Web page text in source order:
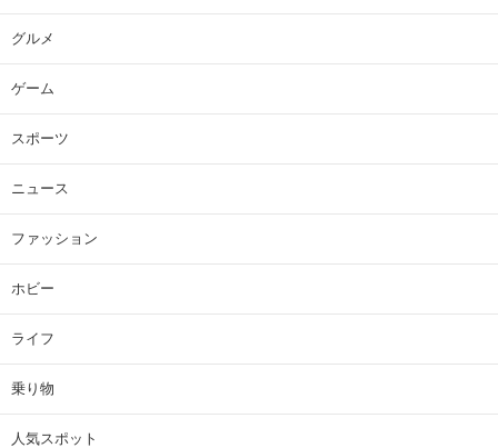
グルメ
ゲーム
スポーツ
ニュース
ファッション
ホビー
ライフ
乗り物
人気スポット